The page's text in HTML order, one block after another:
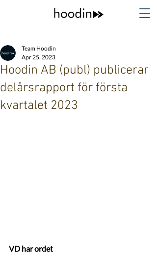
Hoodin AB (publ) publicerar
delårsrapport för första
kvartalet 2023
Team Hoodin
Apr 25, 2023
VD har ordet